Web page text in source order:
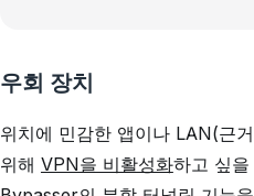
우회 장치
위치에 민감한 앱이나 LAN(근
위해 VPN을 비활성화하고 싶